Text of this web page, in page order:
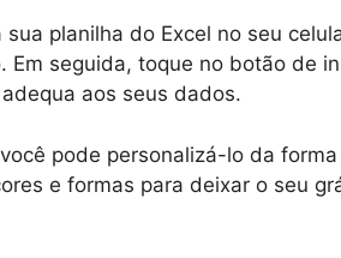
planilha do Excel no seu
Em seguida, toque no botão de
aos seus dados.
pode personalizá-lo da
e formas para deixar o seu